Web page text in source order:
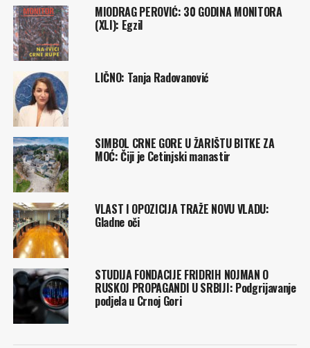
MIODRAG PEROVIĆ: 30 GODINA MONITORA
(XLI): Egzil
LIČNO: Tanja Radovanović
SIMBOL CRNE GORE U ŽARIŠTU BITKE ZA
MOĆ: Čiji je Cetinjski manastir
VLAST I OPOZICIJA TRAŽE NOVU VLADU:
Gladne oči
STUDIJA FONDACIJE FRIDRIH NOJMAN O
RUSKOJ PROPAGANDI U SRBIJI: Podgrijavanje
podjela u Crnoj Gori